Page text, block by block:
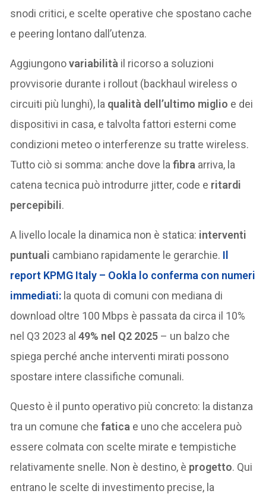
snodi critici, e scelte operative che spostano cache
e peering lontano dall’utenza.
Aggiungonovariabilità il ricorso a soluzioni
provvisorie durante i rollout (backhaul wireless o
circuiti più lunghi), la qualità dell’ultimo miglio e dei
dispositivi in casa, e talvolta fattori esterni come
condizioni meteo o interferenze su tratte wireless.
Tutto ciò si somma: anche dove lafibra arriva, la
catena tecnica può introdurre jitter, code e ritardi
percepibili.
A livello locale la dinamica non è statica: interventi
puntuali cambiano rapidamente le gerarchie. Il
report KPMG Italy – Ookla lo conferma con numeri
immediati: la quota di comuni con mediana di
download oltre 100 Mbps è passata da circa il 10%
nel Q3 2023 al49% nel Q2 2025 – un balzo che
spiega perché anche interventi mirati possono
spostare intere classifiche comunali.
Questo è il punto operativo più concreto: la distanza
tra un comune chefatica e uno che accelera può
essere colmata con scelte mirate e tempistiche
relativamente snelle. Non è destino, è progetto. Qui
entrano le scelte di investimento precise, la